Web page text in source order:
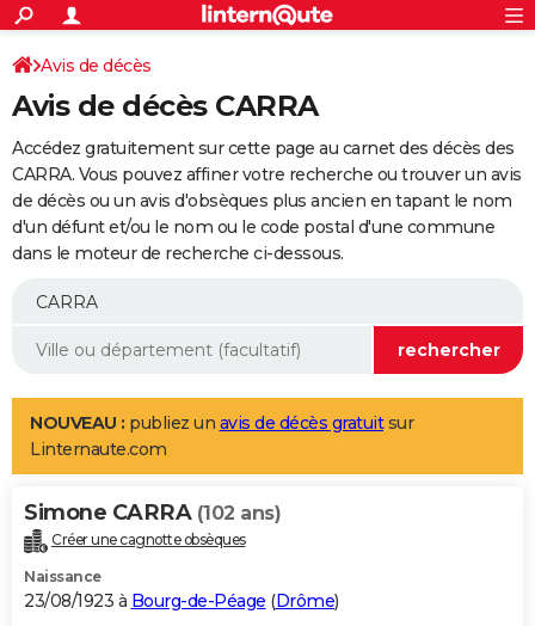
ACTUALITÉS
Politique
Société
Faits Divers
Education
Monde
Villes
+
SPORT
Coupe du monde 2026
Football
Tennis
Cyclisme
Rugby
Forum
Programme TV
TNT
Streaming
Cinéma
Sorties cinéma
Musique
+
FINANCE
Retraite
Impôts
Epargne
Immobilier
Risques naturels par ville
Banque
Assurance
Crédit
AUTO
Essais
Réserver un essai
Citadines
Berlines
SUV
Forum auto
+
Mobiles
Meilleur smartphone
Internet
Ordinateurs
Jeux vidéo
Guide high-tech
Aménagement intérieur
LIFESTYLE
Art de vivre
Bien-être
Loisirs
Mode
Modes de vie
Alimentation
Guide de la santé
Maladies
Médicaments
Sommeil
VOYAGE
Destinations
City break
Voyage nature
Voyage de noces
Forum
Climat
+PHOTO
GUIDES D'ACHAT
Avis de décès
Avis de décès CARRA
Accédez gratuitement sur cette page au carnet des décès des
CARRA. Vous pouvez affiner votre recherche ou trouver un avis
de décès ou un avis d'obsèques plus ancien en tapant le nom
d'un défunt et/ou le nom ou le code postal d'une commune
dans le moteur de recherche ci-dessous.
NOUVEAU : publiez un avis de décès gratuitsur
Linternaute.com
Simone CARRA (102 ans)
Créer une cagnotte obsèques
Naissance
23/08/1923 à Bourg-de-Péage (Drôme)